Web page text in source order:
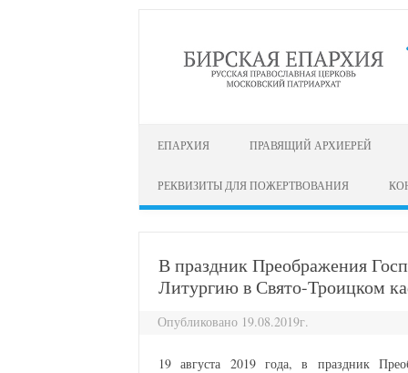
ЕПАРХИЯ ПРАВЯЩИЙ АРХИЕРЕЙ
РЕКВИЗИТЫ ДЛЯ ПОЖЕРТВОВАНИЯ
В праздник Преображения
Литургию в Свято-Троицком
Опубликовано 19.08.2019г.
19 августа 2019 года, в праздник